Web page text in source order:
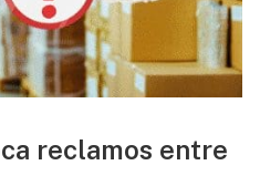
reclamos entre